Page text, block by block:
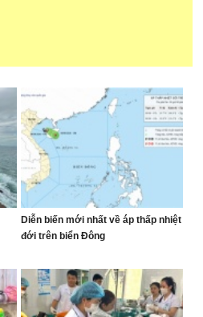
Diễn biến mới nhất về áp thấp nhiệt
đới trên biển Đông